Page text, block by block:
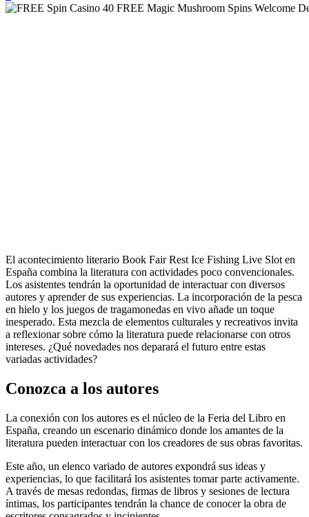
El acontecimiento literario Book Fair Rest Ice Fishing Live Slot en
España combina la literatura con actividades poco convencionales.
Los asistentes tendrán la oportunidad de interactuar con diversos
autores y aprender de sus experiencias. La incorporación de la pesca
en hielo y los juegos de tragamonedas en vivo añade un toque
inesperado. Esta mezcla de elementos culturales y recreativos invita
a reflexionar sobre cómo la literatura puede relacionarse con otros
intereses. ¿Qué novedades nos deparará el futuro entre estas
variadas actividades?
Conozca a los autores
La conexión con los autores es el núcleo de la Feria del Libro en
España, creando un escenario dinámico donde los amantes de la
literatura pueden interactuar con los creadores de sus obras favoritas.
Este año, un elenco variado de autores expondrá sus ideas y
experiencias, lo que facilitará los asistentes tomar parte activamente.
A través de mesas redondas, firmas de libros y sesiones de lectura
íntimas, los participantes tendrán la chance de conocer la obra de